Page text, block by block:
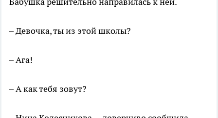
– Девочка, ты из этой школы?
– Ага!
– А как тебя зовут?